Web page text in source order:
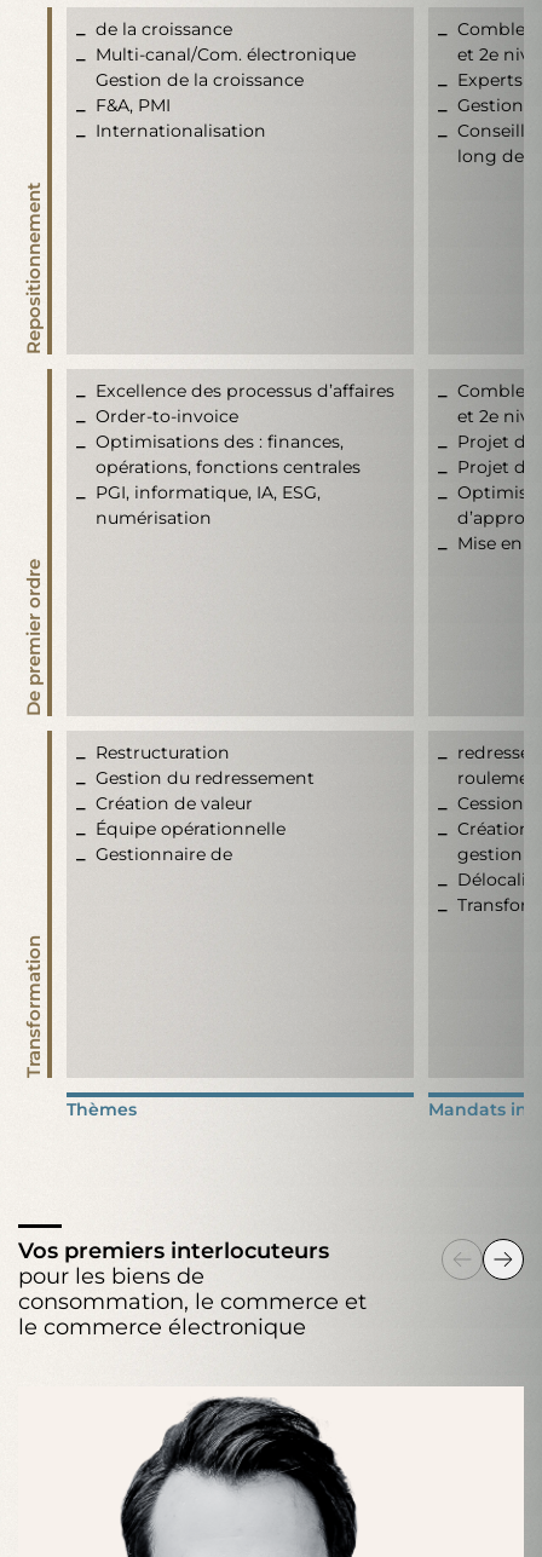
Repositionnement
de la croissance
Multi-canal/Com. électronique
Gestion de la croissance
F&A, PMI
Internationalisation
Combler
et 2e
Experts
long de
De premier ordre
Excellence des processus d’affaires
Order-to-invoice
Optimisations des : finances,
opérations, fonctions centrales
PGI, informatique, IA, ESG,
numérisation
Combler
et 2e
Projet de
Projet
Mise en
Transformation
Restructuration
Gestion du redressement
Création de valeur
Équipe opérationnelle
Gestionnaire de
Cession,
Création
gestion
Thèmes Mandats
Vos premiers interlocuteurs
pour les biens de
consommation, le commerce et
le commerce électronique